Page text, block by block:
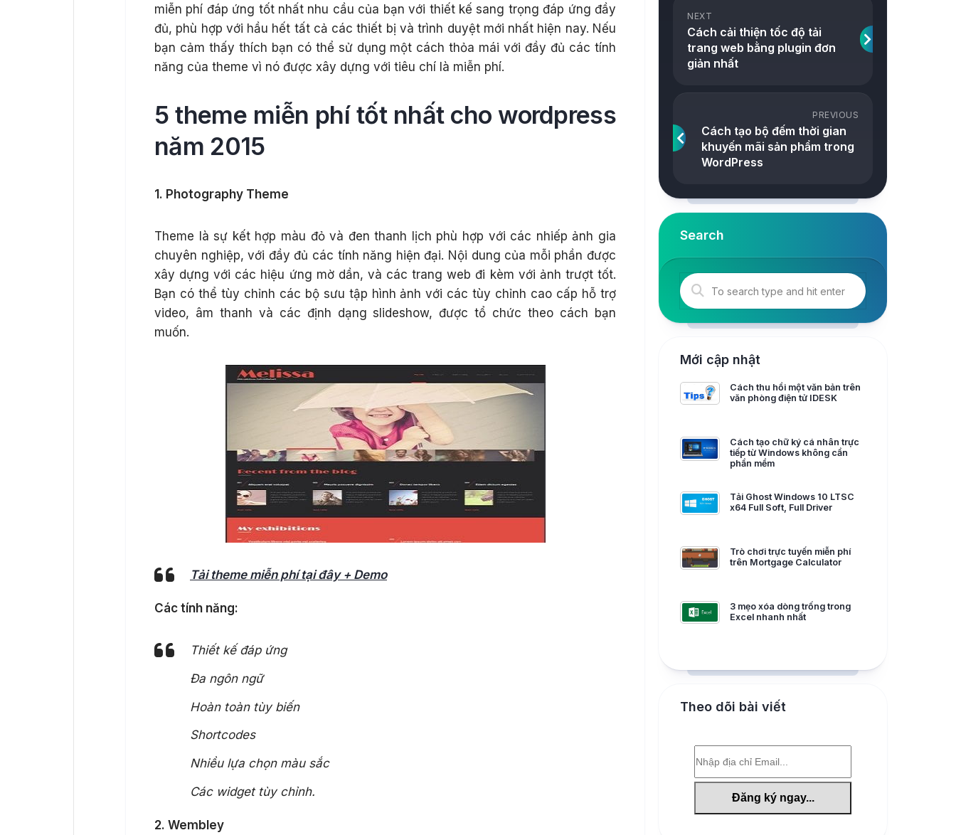
Snake
2048
Công
cụ
miễn phí đáp ứng tốt nhất nhu cầu của bạn với thiết kế sang trọng đáp ứng đầy
đủ, phù hợp với hầu hết tất cả các thiết bị và trình duyệt mới nhất hiện nay. Nếu
bạn cảm thấy thích bạn có thể sử dụng một cách thỏa mái với đầy đủ các tính
năng của theme vì nó được xây dựng với tiêu chí là miễn phí.
5 theme miễn phí tốt nhất cho wordpress
năm 2015
1. Photography Theme
Theme là sự kết hợp màu đỏ và đen thanh lịch phù hợp với các nhiếp ảnh gia
chuyên nghiệp, với đầy đủ các tính năng hiện đại. Nội dung của mỗi phần được
xây dựng với các hiệu ứng mờ dần, và các trang web đi kèm với ảnh trượt tốt.
Bạn có thể tùy chỉnh các bộ sưu tập hình ảnh với các tùy chỉnh cao cấp hỗ trợ
video, âm thanh và các định dạng slideshow, được tổ chức theo cách bạn
muốn.
Tải theme miễn phí tại đây + Demo
Các tính năng:
Thiết kế đáp ứng
Đa ngôn ngữ
Hoàn toàn tùy biến
Shortcodes
Nhiều lựa chọn màu sắc
Các widget tùy chỉnh.
2. Wembley
NEXT
Cách cải thiện tốc độ tải
trang web bằng plugin đơn
giản nhất
PREVIOUS
Cách tạo bộ đếm thời gian
khuyến mãi sản phẩm trong
WordPress
Search
Mới cập nhật
Cách thu hồi một văn bản trên
văn phòng điện tử IDESK
Cách tạo chữ ký cá nhân trực
tiếp từ Windows không cần
phần mềm
Tải Ghost Windows 10 LTSC
x64 Full Soft, Full Driver
Trò chơi trực tuyến miễn phí
trên Mortgage Calculator
3 mẹo xóa dòng trống trong
Excel nhanh nhất
Theo dõi bài viết